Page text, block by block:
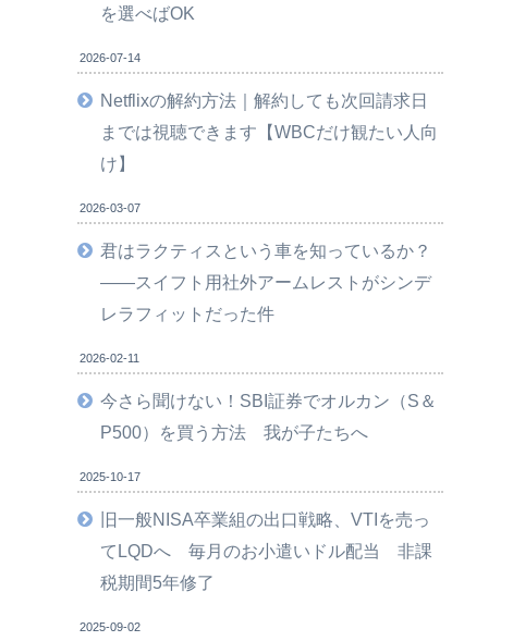
を選べばOK
2026-07-14
Netflixの解約方法｜解約しても次回請求日
までは視聴できます【WBCだけ観たい人向
け】
2026-03-07
君はラクティスという車を知っているか？
――スイフト用社外アームレストがシンデ
レラフィットだった件
2026-02-11
今さら聞けない！SBI証券でオルカン（S＆
P500）を買う方法 我が子たちへ
2025-10-17
旧一般NISA卒業組の出口戦略、VTIを売っ
てLQDへ 毎月のお小遣いドル配当 非課
税期間5年修了
2025-09-02